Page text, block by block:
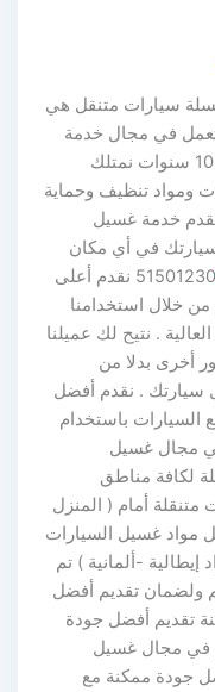
سيارات متنقل هي
في مجال خدمة
العناية الشاملة للسيارات منذ أكثر من 10 سنوات نمتلك
ومواد تنظيف وحماية
نقدم خدمة غسيل
في أي مكان
51501230 نقدم أعلى
من خلال استخدامنا
. نتيح لك عميلنا
أخرى بدلا من
سيارتك . نقدم أفضل
السيارات باستخدام
مجال غسيل
لكافة مناطق
أمام ( المنزل
مواد غسيل السيارات
-ألمانية ) تم
ولضمان تقديم أفضل
تقديم أفضل جودة
في مجال غسيل
جودة ممكنة مع